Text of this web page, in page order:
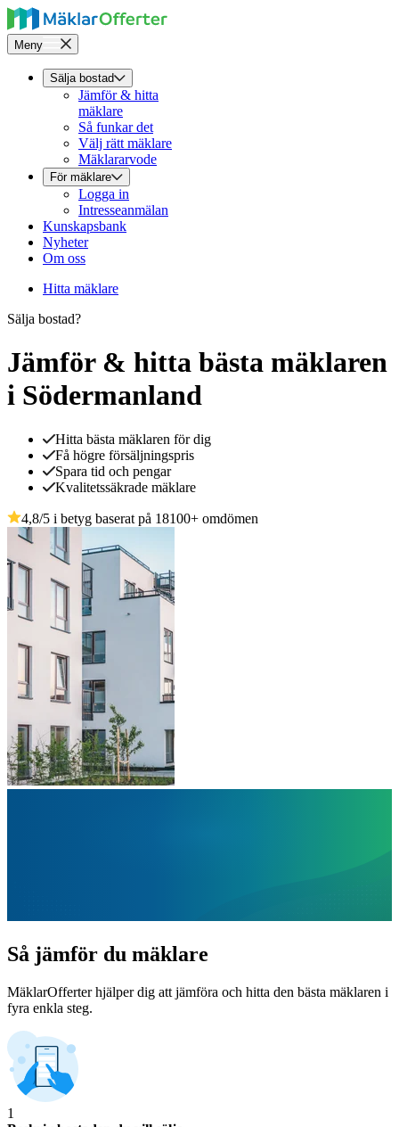
Meny
Sälja bostad
Jämför & hitta
mäklare
Så funkar det
Välj rätt mäklare
Mäklararvode
För mäklare
Logga in
Intresseanmälan
Kunskapsbank
Nyheter
Om oss
Hitta mäklare
Sälja bostad?
Jämför & hitta bästa mäklaren
i Södermanland
Hitta bästa mäklaren för dig
Få högre försäljningspris
Spara tid och pengar
Kvalitetssäkrade mäklare
4,8/5 i betyg baserat på 18100+ omdömen
Så jämför du mäklare
MäklarOfferter hjälper dig att jämföra och hitta den bästa mäklaren i
fyra enkla steg.
1